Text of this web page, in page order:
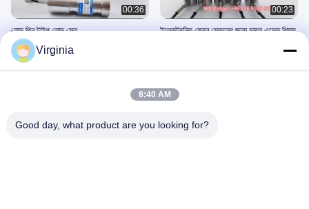
00:36
লোড পিন টাইপ লোড সেল
July 31, 2026
00:23
ইলেকট্রনিক ক্রেন স্কেলের জন্য ডাবল এন্ডেড শিয়ার
Virginia
8:40 AM
Good day, what product are you looking for?